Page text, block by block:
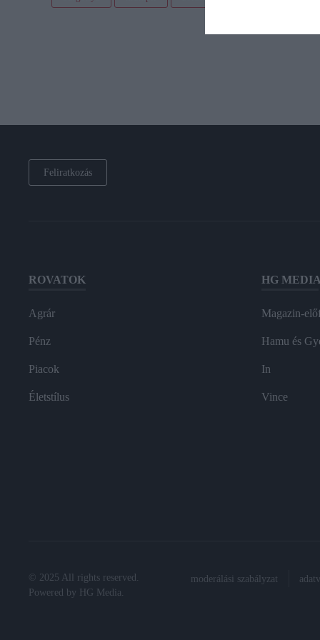
Feliratkozás
ROVATOK
Agrár
Pénz
Piacok
Életstílus
HG MEDIA
Magazin-
Hamu és
In
Vince
© 2025 All rights reserved.
Powered by
HG Media
moderálási szabályzat